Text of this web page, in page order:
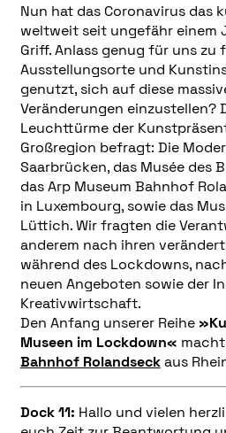
Nun hat das Coronavirus das
weltweit seit ungefähr einem
Griff. Anlass genug für uns zu
Ausstellungsorte und
genutzt, sich auf diese
Veränderungen einzustellen?
Leuchttürme der
Großregion befragt: Die
Saarbrücken, das Musée des
dasArp Museum Bahnhof
in Luxembourg, sowie das
Lüttich.Wir fragten die
anderem nach ihren
während des Lockdowns,
neuen Angeboten sowie der
Kreativwirtschaft.
Den Anfang unserer Reihe
Museen im Lockdown«
Bahnhof Rolandseckaus
Dock 11: Hallo und vielen